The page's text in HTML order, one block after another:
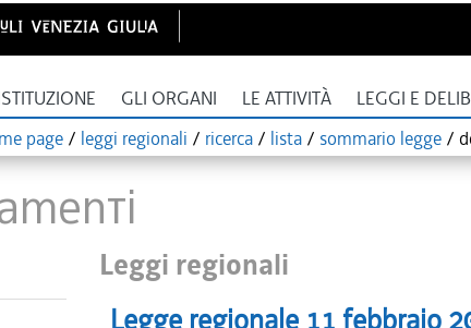
GLI ORGANI LE ATTIVITÀ LEGGI E
page / leggi regionali / ricerca / lista / sommario legge /
Leggi regionali
Legge regionale 11 febbraio